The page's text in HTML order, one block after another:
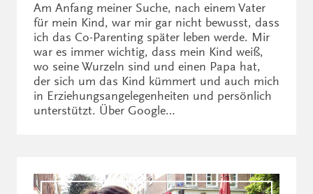
Am Anfang meiner Suche, nach einem Vater
für mein Kind, war mir gar nicht bewusst, dass
ich das Co-Parenting später leben werde. Mir
war es immer wichtig, dass mein Kind weiß,
wo seine Wurzeln sind und einen Papa hat,
der sich um das Kind kümmert und auch mich
in Erziehungsangelegenheiten und persönlich
unterstützt. Über Google…